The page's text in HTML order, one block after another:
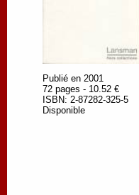
Publié en 2001
72 pages - 10.52 €
ISBN: 2-87282-325-5
Disponible